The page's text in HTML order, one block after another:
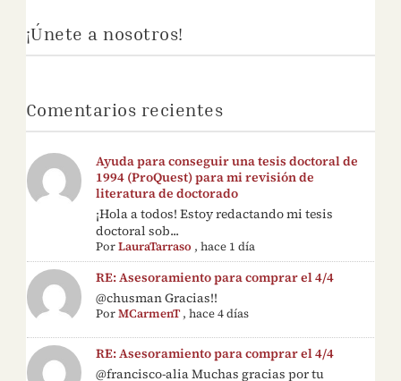
¡Únete a nosotros!
Comentarios recientes
Ayuda para conseguir una tesis doctoral de
1994 (ProQuest) para mi revisión de
literatura de doctorado
¡Hola a todos! Estoy redactando mi tesis
doctoral sob...
PorLauraTarraso ,hace 1 día
RE: Asesoramiento para comprar el 4/4
@chusman Gracias!!
PorMCarmenT,hace 4 días
RE: Asesoramiento para comprar el 4/4
@francisco-alia Muchas gracias por tu